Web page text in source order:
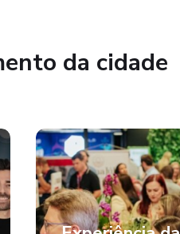
da cidade